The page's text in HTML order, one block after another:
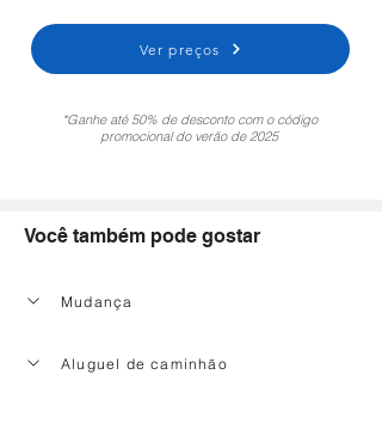
Ver preços
*Ganhe até 50% de desconto com o código
promocional do verão de 2025
Você também pode gostar
Mudança
Aluguel de caminhão